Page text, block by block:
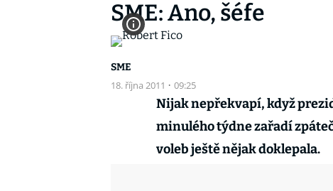
SME: Ano, šéfe
SME
18. října 2011 · 09:25
Nijak nepřekvapí, když
minulého týdne zařadí
voleb ještě nějak doklepala.